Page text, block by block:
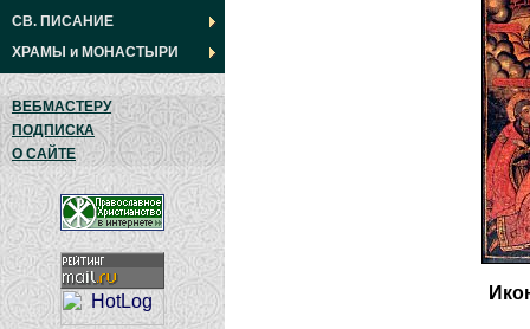
СВ. ПИСАНИЕ
ХРАМЫ и МОНАСТЫРИ
ВЕБМАСТЕРУ
ПОДПИСКА
О САЙТЕ